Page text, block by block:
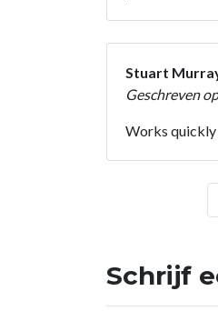
Stuart
Geschreven
Works quickly
Schrijf